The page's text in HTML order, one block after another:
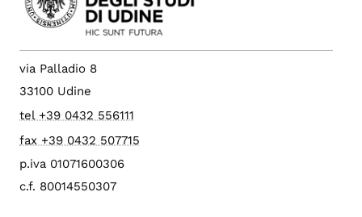
via Palladio 8
33100 Udine
tel +39 0432 556111
fax +39 0432 507715
p.iva 01071600306
c.f. 80014550307